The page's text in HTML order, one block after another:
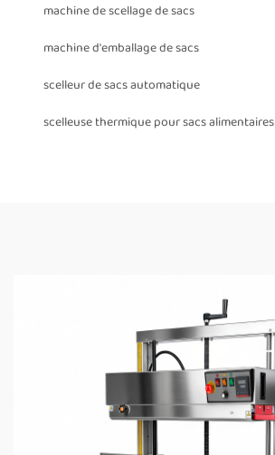
machine de scellage de sacs
machine d'emballage de sacs
scelleur de sacs automatique
scelleuse thermique pour sacs alimentaires